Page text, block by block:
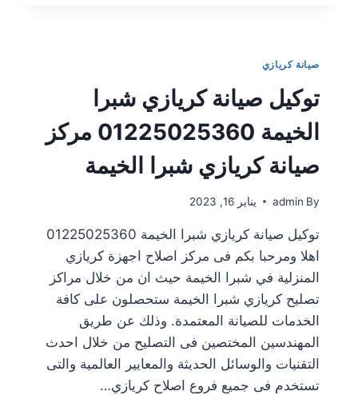
صيانة كريازي
توكيل صيانة كريازي شبرا
الخيمة 01225025360 مركز
صيانة كريازي شبرا الخيمة
By
admin يناير 16, 2023
توكيل صيانة كريازي شبرا الخيمة 01225025360
اهلا ومرحبا بكم فى مركز اصلاح اجهزة كريازي
المنزلية في شبرا الخيمة حيث ان من خلال مراكز
تصليح كريازي شبرا الخيمة ستحصلون على كافة
الخدمات للصيانة المعتمدة. وذلك عن طريق
المهندسين المختصين فى التصليح من خلال احدث
التقنيات والوسائل الحديثة والمعايير العالمية والتى
تستخدم فى جميع فروع اصلاح كريازي…